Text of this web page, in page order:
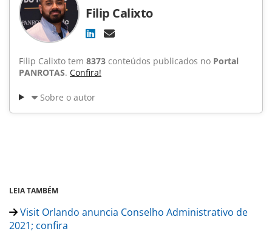
Filip Calixto
Filip Calixto tem 8373 conteúdos publicados no Portal
PANROTAS. Confira!
Sobre o autor
LEIA TAMBÉM
Visit Orlando anuncia Conselho Administrativo de
2021; confira